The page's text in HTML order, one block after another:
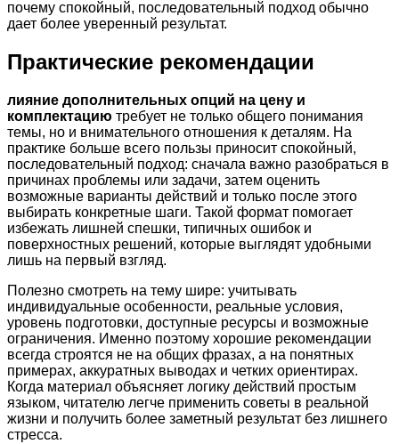
почему спокойный, последовательный подход обычно
дает более уверенный результат.
Практические рекомендации
лияние дополнительных опций на цену и
комплектацию требует не только общего понимания
темы, но и внимательного отношения к деталям. На
практике больше всего пользы приносит спокойный,
последовательный подход: сначала важно разобраться в
причинах проблемы или задачи, затем оценить
возможные варианты действий и только после этого
выбирать конкретные шаги. Такой формат помогает
избежать лишней спешки, типичных ошибок и
поверхностных решений, которые выглядят удобными
лишь на первый взгляд.
Полезно смотреть на тему шире: учитывать
индивидуальные особенности, реальные условия,
уровень подготовки, доступные ресурсы и возможные
ограничения. Именно поэтому хорошие рекомендации
всегда строятся не на общих фразах, а на понятных
примерах, аккуратных выводах и четких ориентирах.
Когда материал объясняет логику действий простым
языком, читателю легче применить советы в реальной
жизни и получить более заметный результат без лишнего
стресса.